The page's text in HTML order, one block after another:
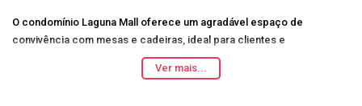
O condomínio Laguna Mall oferece um agradável espaço de
convivência com mesas e cadeiras, ideal para clientes e
colaboradores, além de um acabamento charmoso em pedra.
Localizada no bairro Joana D'arc, a loja possui salas com janelas de
Ver mais...